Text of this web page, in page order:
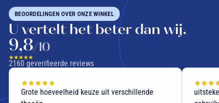
BEOORDELINGEN OVER ONZE WINKEL
U vertelt het beter dan wij.
9,8/10
2160 geverifieerde reviews
Grote hoeveelheid keuze uit verschillende